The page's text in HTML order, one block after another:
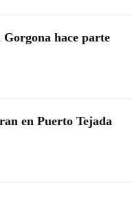
hace parte
en Puerto Tejada